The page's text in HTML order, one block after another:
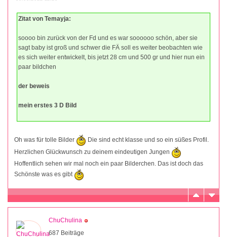
Zitat von Temayja:
soooo bin zurück von der Fd und es war soooooo schön, aber sie
sagt baby ist groß und schwer die FÄ soll es weiter beobachten wie
es sich weiter entwickelt, bis jetzt 28 cm und 500 gr und hier nun ein
paar bildchen
der beweis
mein erstes 3 D Bild
Oh was für tolle Bilder
Die sind echt klasse und so ein süßes Profil.
Herzlichen Glückwunsch zu deinem eindeutigen Jungen
Hoffentlich sehen wir mal noch ein paar Bilderchen. Das ist doch das
Schönste was es gibt
ChuChulina
687 Beiträge